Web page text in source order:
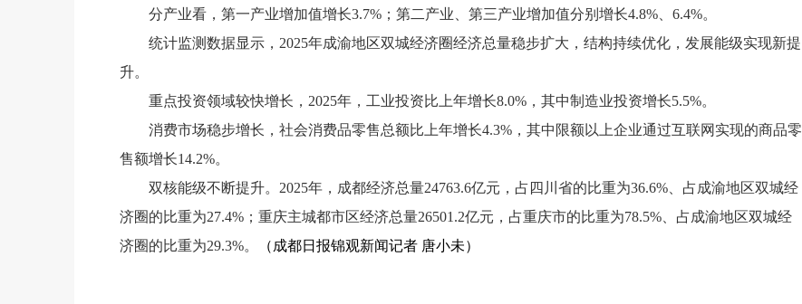
分产业看，第一产业增加值增长3.7%；第二产业、第三产业增加值分别增长4.8%、6.4%。
统计监测数据显示，2025年成渝地区双城经济圈经济总量稳步扩大，结构持续优化，发展能级实现新提
升。
重点投资领域较快增长，2025年，工业投资比上年增长8.0%，其中制造业投资增长5.5%。
消费市场稳步增长，社会消费品零售总额比上年增长4.3%，其中限额以上企业通过互联网实现的商品零
售额增长14.2%。
双核能级不断提升。2025年，成都经济总量24763.6亿元，占四川省的比重为36.6%、占成渝地区双城经
济圈的比重为27.4%；重庆主城都市区经济总量26501.2亿元，占重庆市的比重为78.5%、占成渝地区双城经
济圈的比重为29.3%。
（成都日报锦观新闻记者 唐小未）